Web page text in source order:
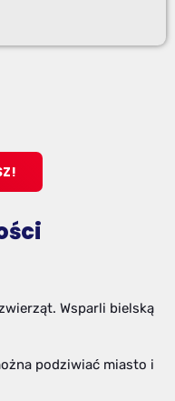
Wsparli bielską
podziwiać miasto i